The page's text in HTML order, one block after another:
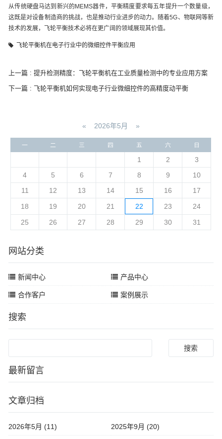
从传统硬盘马达到新兴的MEMS器件，平衡精度要求每五年提升一个数量级，
这既是对设备制造商的挑战，也是推动行业进步的动力。随着5G、物联网等新
技术的发展，飞轮平衡技术必将在更广阔的领域展现其价值。
飞轮平衡机在电子行业中的微细控件平衡应用
上一篇 : 提升检测精度：飞轮平衡机在工业质量检测中的专业应用方案
下一篇 : 飞轮平衡机如何实现电子行业微细控件的高精度动平衡
« 2026年5月 »
一 二 三 四 五 六 日
1 2
3
4
5 6 7 8 9
10
11
12 13 14 15 16
17
18
19 20 21 22 23
24
25
26 27 28 29 30 31
网站分类
新闻中心 产品中心
合作客户 案例展示
搜索
最新留言
文章归档
2026年5月 (11) 2025年9月 (20)